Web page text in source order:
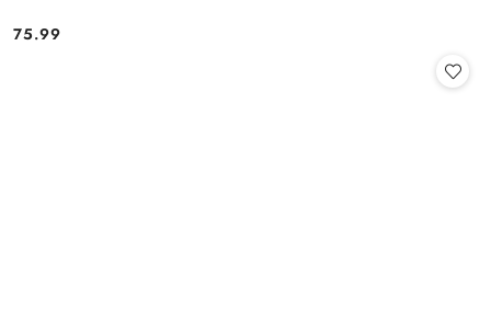
Cena:
75.99